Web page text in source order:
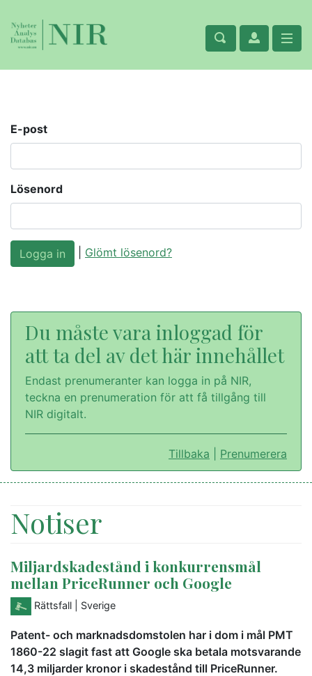
E-post
Lösenord
Glömt lösenord?
Du måste vara inloggad för
att ta del av det här innehållet
Endast prenumeranter kan logga in på NIR,
teckna en prenumeration för att få tillgång till
NIR digitalt.
Tillbaka Prenumerera
Notiser
Miljardskadestånd i konkurrensmål
mellan PriceRunner och Google
Rättsfall | Sverige
Patent- och marknadsdomstolen har i dom i mål PMT
1860-22 slagit fast att Google ska betala motsvarande
14,3 miljarder kronor i skadestånd till PriceRunner.